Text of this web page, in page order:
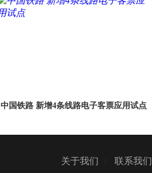
中国铁路 新增4条线路电子客票应用试点
关于我们 联系我们